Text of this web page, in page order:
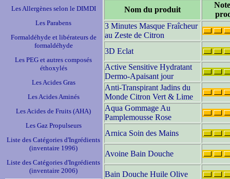
Les Allergènes selon le DIMDI
Les Parabens
Formaldéhyde et libérateurs de
formaldéhyde
Les PEG et autres composés
éthoxylés
Les Acides Gras
Les Acides Aminés
Les Acides de Fruits (AHA)
Les Gaz Propulseurs
Liste des Catégories d'Ingrédients
(inventaire 1996)
Liste des Catégories d'Ingrédients
(inventaire 2006)
Nom du produit
3 Minutes Masque Fraîcheur
au Zeste de Citron
3D Eclat
Active Sensitive Hydratant
Dermo-Apaisant jour
Anti-Transpirant Jadins du
Monde Citron Vert & Lime
Aqua Gommage Au
Pamplemousse Rose
Arnica Soin des Mains
Avoine Bain Douche
Bain Douche Huile Olive